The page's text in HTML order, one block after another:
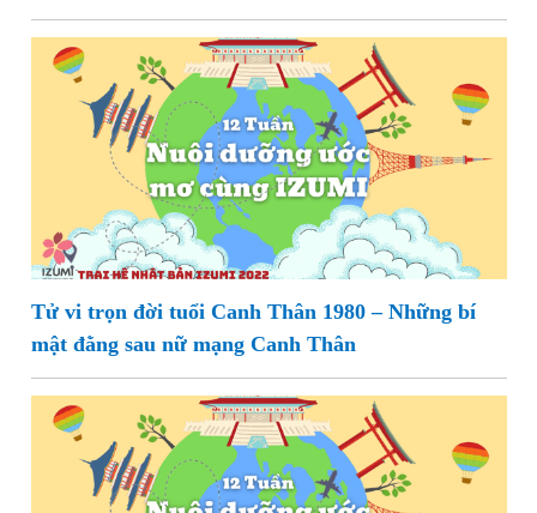
Tử vi trọn đời tuổi Canh Thân 1980 – Những bí
mật đằng sau nữ mạng Canh Thân